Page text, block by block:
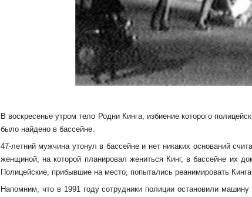
В воскресенье утром тело Родни Кинга, избиение которого
было найдено в бассейне.
47-летний мужчина утонул в бассейне и нет никаких оснований
женщиной, на которой планировал жениться Кинг, в бассейне их
Полицейские, прибывшие на место, попытались реанимировать
Напомним, что в 1991 году сотрудники полиции остановили